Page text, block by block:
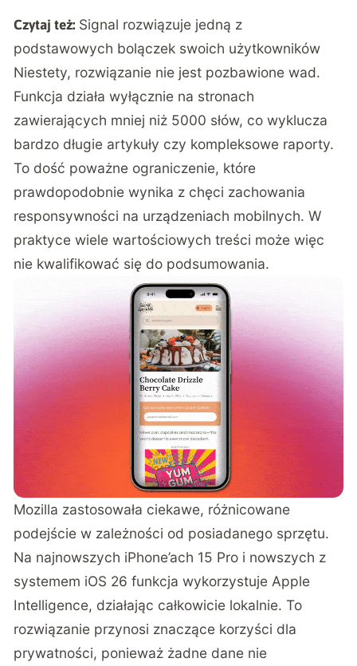
Czytaj też: Signal rozwiązuje jedną z
podstawowych bolączek swoich użytkowników
Niestety, rozwiązanie nie jest pozbawione wad.
Funkcja działa wyłącznie na stronach
zawierających mniej niż 5000 słów, co wyklucza
bardzo długie artykuły czy kompleksowe raporty.
To dość poważne ograniczenie, które
prawdopodobnie wynika z chęci zachowania
responsywności na urządzeniach mobilnych. W
praktyce wiele wartościowych treści może więc
nie kwalifikować się do podsumowania.
Mozilla zastosowała ciekawe, różnicowane
podejście w zależności od posiadanego sprzętu.
Na najnowszych iPhone’ach 15 Pro i nowszych z
systemem iOS 26 funkcja wykorzystuje Apple
Intelligence, działając całkowicie lokalnie. To
rozwiązanie przynosi znaczące korzyści dla
prywatności, ponieważ żadne dane nie